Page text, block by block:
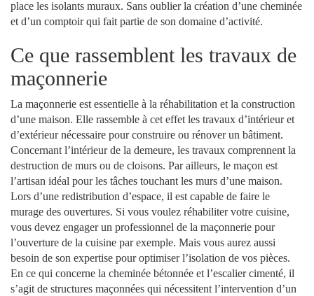
place les isolants muraux. Sans oublier la création d’une cheminée
et d’un comptoir qui fait partie de son domaine d’activité.
Ce que rassemblent les travaux de
maçonnerie
La maçonnerie est essentielle à la réhabilitation et la construction
d’une maison. Elle rassemble à cet effet les travaux d’intérieur et
d’extérieur nécessaire pour construire ou rénover un bâtiment.
Concernant l’intérieur de la demeure, les travaux comprennent la
destruction de murs ou de cloisons. Par ailleurs, le maçon est
l’artisan idéal pour les tâches touchant les murs d’une maison.
Lors d’une redistribution d’espace, il est capable de faire le
murage des ouvertures. Si vous voulez réhabiliter votre cuisine,
vous devez engager un professionnel de la maçonnerie pour
l’ouverture de la cuisine par exemple. Mais vous aurez aussi
besoin de son expertise pour optimiser l’isolation de vos pièces.
En ce qui concerne la cheminée bétonnée et l’escalier cimenté, il
s’agit de structures maçonnées qui nécessitent l’intervention d’un